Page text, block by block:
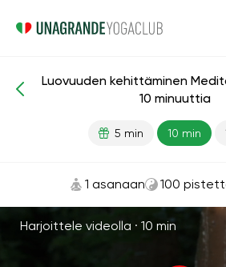
Meditaatiot ja hengitys Luovuus
Luovuuden kehittäminen
10 minuuttia
5 min 10 min
1 asanaan 100
Harjoittele videolla · 10 min